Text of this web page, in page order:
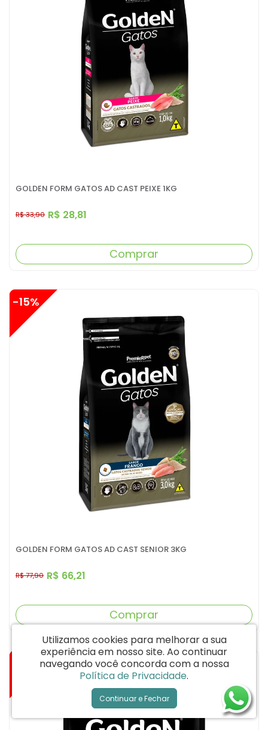
GOLDEN FORM GATOS AD CAST PEIXE 1KG
R$ 28,81
R$ 33,90
Comprar
GOLDEN FORM GATOS AD CAST SENIOR 3KG
R$ 66,21
R$ 77,90
-15%
Comprar
Utilizamos cookies para melhorar a sua
experiência em nosso site. Ao continuar
navegando você concorda com a nossa
Política de Privacidade.
Continuar e Fechar